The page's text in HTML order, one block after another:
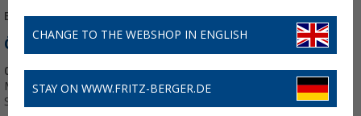
E-Mail: fzm.klettgau@fritz-berger.de
ÖFFNUNGSZEITEN:
01. März - 05. Oktober:
Mo. - Fr.: 09:00 - 18:00 Uhr
Sa.: 09:00 - 18:00 Uhr
CHANGE TO THE WEBSHOP IN ENGLISH
STAY ON WWW.FRITZ-BERGER.DE